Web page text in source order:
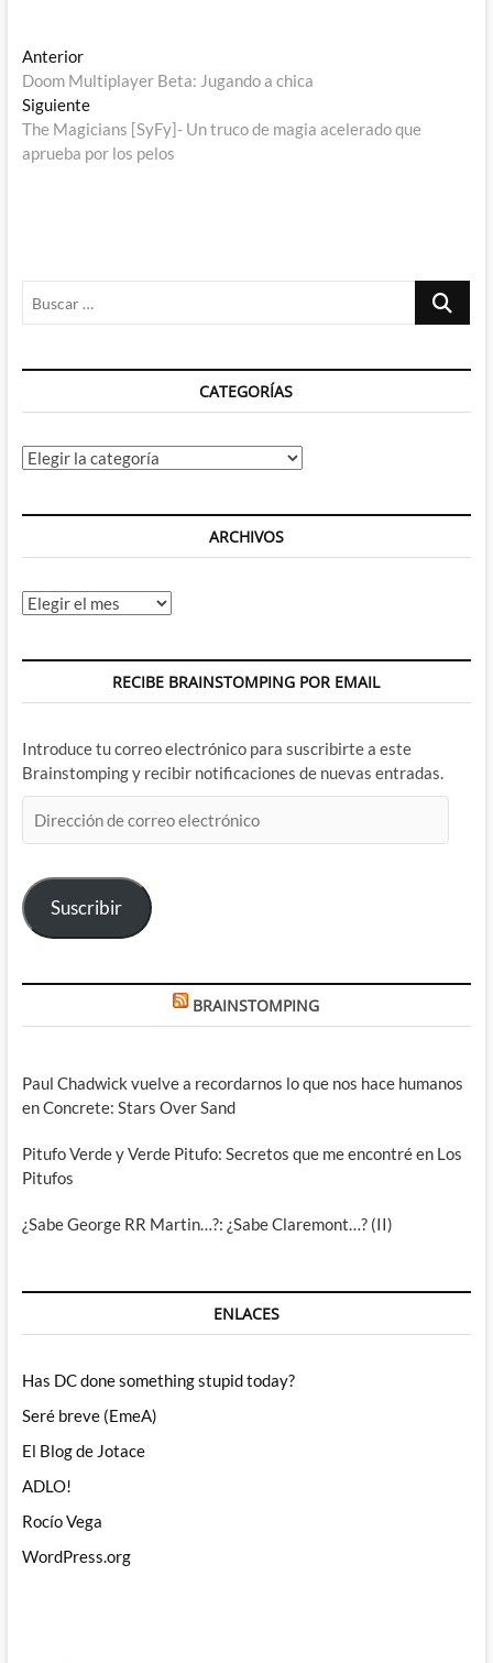
Navegación
de
entradas
AnteriorEntrada
anterior:
Doom Multiplayer Beta: Jugando a chica
SiguienteEntrada
siguiente:
The Magicians [SyFy]- Un truco de magia acelerado que
aprueba por los pelos
Buscar
CATEGORÍAS
Categorías
ARCHIVOS
Archivos
RECIBE BRAINSTOMPING POR EMAIL
Introduce tu correo electrónico para suscribirte a este
Brainstomping y recibir notificaciones de nuevas entradas.
de
electrónico
Suscribir
BRAINSTOMPING
Paul Chadwick vuelve a recordarnos lo que nos hace humanos
en Concrete: Stars Over Sand
Pitufo Verde y Verde Pitufo: Secretos que me encontré en Los
Pitufos
¿Sabe George RR Martin…?: ¿Sabe Claremont…? (II)
ENLACES
Has DC done something stupid today?
Seré breve (EmeA)
El Blog de Jotace
ADLO!
Rocío Vega
WordPress.org